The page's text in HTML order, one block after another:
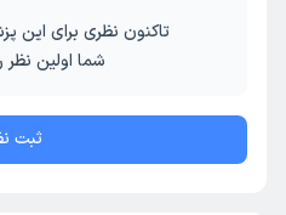
تاکنون نظری برای
شما اولین نظر
ثبت